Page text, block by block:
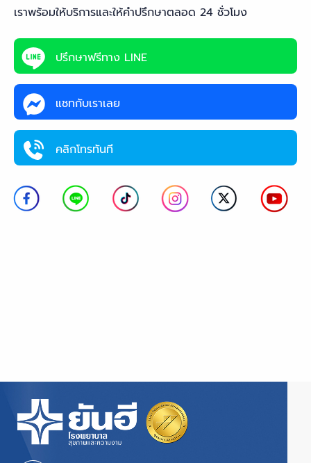
เราพร้อมให้บริการและให้คำปรึกษาตลอด 24 ชั่วโมง
ปรึกษาฟรีทาง LINE
แชทกับเราเลย
คลิกโทรทันที